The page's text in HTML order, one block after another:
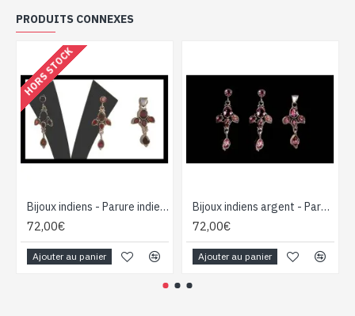
PRODUITS CONNEXES
HORS STOCK
Bijoux indiens - Parure indienne - Grenat
72,00€
Ajouter au panier
Bijoux indiens argent - Parure indienne Améthyste
72,00€
Ajouter au panier